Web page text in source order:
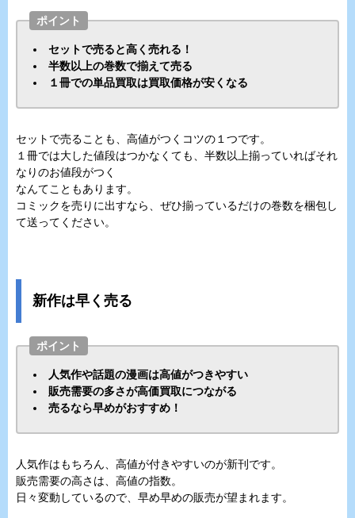
ポイント
セットで売ると高く売れる！
半数以上の巻数で揃えて売る
１冊での単品買取は買取価格が安くなる
セットで売ることも、高値がつくコツの１つです。
１冊では大した値段はつかなくても、半数以上揃っていればそれ
なりのお値段がつく
なんてこともあります。
コミックを売りに出すなら、ぜひ揃っているだけの巻数を梱包し
て送ってください。
新作は早く売る
ポイント
人気作や話題の漫画は高値がつきやすい
販売需要の多さが高価買取につながる
売るなら早めがおすすめ！
人気作はもちろん、高値が付きやすいのが新刊です。
販売需要の高さは、高値の指数。
日々変動しているので、早め早めの販売が望まれます。